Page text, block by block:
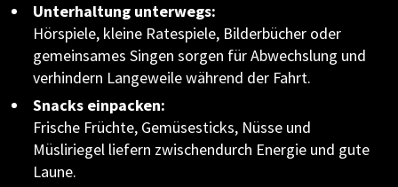
Unterhaltung unterwegs:
Hörspiele, kleine Ratespiele, Bilderbücher oder
gemeinsames Singen sorgen für Abwechslung und
verhindern Langeweile während der Fahrt.
Snacks einpacken:
Frische Früchte, Gemüsesticks, Nüsse und
Müsliriegel liefern zwischendurch Energie und gute
Laune.